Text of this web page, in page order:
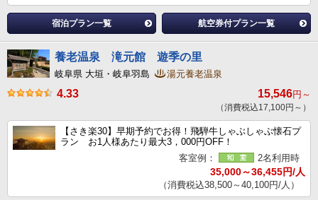
宿泊プラン一覧 航空券付プラン一覧
養老温泉 滝元館 遊季の里
岐阜県 大垣・岐阜羽島 湯元養老温泉
4.33 15,546円～
（消費税込17,100円～）
【さき楽30】早期予約でお得！飛騨牛しゃぶしゃぶ懐石プ
ラン お1人様あたり最大3，000円OFF！
客室例：
2名利用時
35,000～36,455円/人
（消費税込38,500～40,100円/人）